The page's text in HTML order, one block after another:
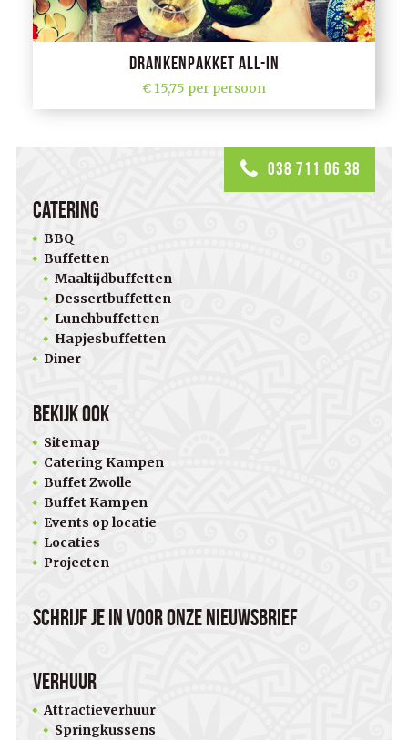
Drankenpakket All-in
15,75 per persoon
038 711 06 38
Catering
BBQ
Buffetten
Maaltijdbuffetten
Dessertbuffetten
Lunchbuffetten
Hapjesbuffetten
Diner
Bekijk ook
Sitemap
Catering Kampen
Buffet Zwolle
Buffet Kampen
Events op locatie
Locaties
Projecten
Schrijf je in voor onze nieuwsbrief
Verhuur
Attractieverhuur
Springkussens